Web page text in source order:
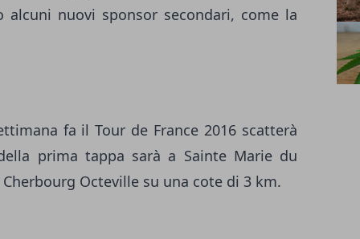
alcuni nuovi sponsor secondari, come la
fa il Tour de France 2016 scatterà
prima tappa sarà a Sainte Marie du
Octeville su una cote di 3 km.